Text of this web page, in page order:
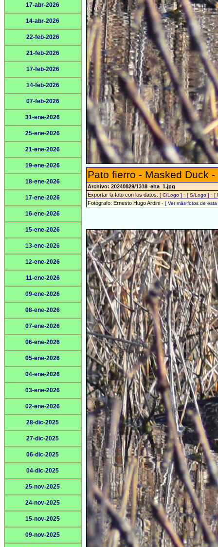
17-abr-2026
14-abr-2026
22-feb-2026
21-feb-2026
17-feb-2026
14-feb-2026
07-feb-2026
31-ene-2026
25-ene-2026
21-ene-2026
19-ene-2026
18-ene-2026
17-ene-2026
16-ene-2026
15-ene-2026
13-ene-2026
12-ene-2026
11-ene-2026
09-ene-2026
08-ene-2026
07-ene-2026
06-ene-2026
05-ene-2026
04-ene-2026
03-ene-2026
02-ene-2026
28-dic-2025
27-dic-2025
06-dic-2025
04-dic-2025
25-nov-2025
24-nov-2025
15-nov-2025
09-nov-2025
Pato fierro - Masked Duck -
Archivo: 20240829/1318_eha_1.jpg
Exportar la foto con los datos: [ C/Logo ] - [ S/Logo ] - [
Fotógrafo: Ernesto Hugo Ardini - [ Ver más fotos de